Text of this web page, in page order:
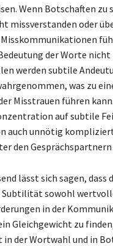
Wenn Botschaften zu
missverstanden oder
der Worte
werden subtile
was zu
Misstrauen führen
auf subtile
auch unnötig kompliziert
den
lässt sich sagen, dass
Subtilität sowohl
in der
Gleichgewicht zu
der Wortwahl und in